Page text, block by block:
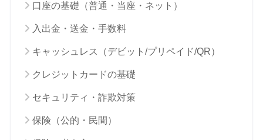
口座の基礎（普通・当座・ネット）
入出金・送金・手数料
キャッシュレス（デビット/プリペイド/QR）
クレジットカードの基礎
セキュリティ・詐欺対策
保険（公的・民間）